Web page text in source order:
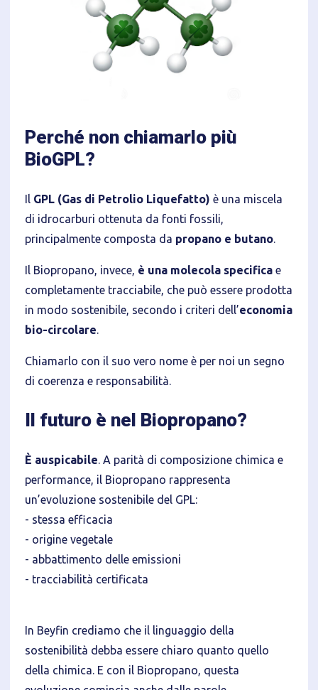
Perché non chiamarlo più
BioGPL?
Il GPL (Gas di Petrolio Liquefatto) è una miscela
di idrocarburi ottenuta da fonti fossili,
principalmente composta da propano e butano.
Il Biopropano, invece, è una molecola specifica e
completamente tracciabile, che può essere prodotta
in modo sostenibile, secondo i criteri dell’economia
bio-circolare.
Chiamarlo con il suo vero nome è per noi un segno
di coerenza e responsabilità.
Il futuro è nel Biopropano?
È auspicabile. A parità di composizione chimica e
performance, il Biopropano rappresenta
un’evoluzione sostenibile del GPL:
- stessa efficacia
- origine vegetale
- abbattimento delle emissioni
- tracciabilità certificata
In Beyfin crediamo che il linguaggio della
sostenibilità debba essere chiaro quanto quello
della chimica. E con il Biopropano, questa